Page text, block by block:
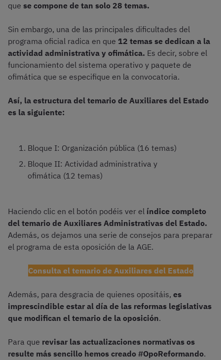
que se compone de tan solo 28 temas.
Sin embargo, una de las principales dificultades del
programa oficial radica en que 12 temas se dedican a la
actividad administrativa y ofimática. Es decir, sobre el
funcionamiento del sistema operativo y paquete de
ofimática que se especifique en la convocatoria.
Así, la estructura del temario de Auxiliares del Estado
es la siguiente:
Bloque I: Organización pública (16 temas)
Bloque II: Actividad administrativa y
ofimática (12 temas)
Haciendo clic en el botón podéis ver el índice completo
del temario de Auxiliares Administrativas del Estado.
Además, os dejamos una serie de consejos para preparar
el programa de esta oposición de la AGE.
Consulta el temario de Auxiliares del Estado
Además, para desgracia de quienes opositáis, es
imprescindible estar al día de las reformas legislativas
que modifican el temario de la oposición.
Para que revisar las actualizaciones normativas os
resulte más sencillo hemos creado #OpoReformando.